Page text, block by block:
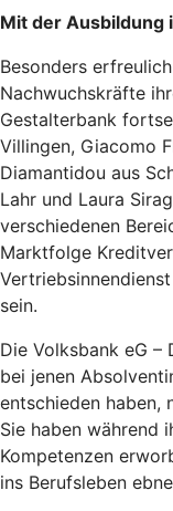
Mit der Ausbildung
Besonders
Nachwuchskräfte
Gestalterbank
Villingen, Giacomo
Diamantidou aus
Lahr und Laura
verschiedenen
Marktfolge
sein.
Die Volksbank eG
bei jenen
entschieden haben,
Sie haben während
Kompetenzen
ins Berufsleben